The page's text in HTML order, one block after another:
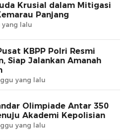
Krusial dalam Mitigasi
Panjang
yang lalu
KBPP Polri Resmi
Siap Jalankan Amanah
yang lalu
Olimpiade Antar 350
Akademi Kepolisian
yang lalu